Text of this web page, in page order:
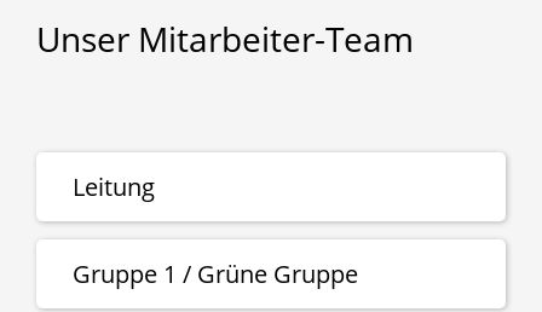
Unser Mitarbeiter-Team
Leitung
Pädagogische Fachkraft /
Gruppe 1 / Grüne Gruppe